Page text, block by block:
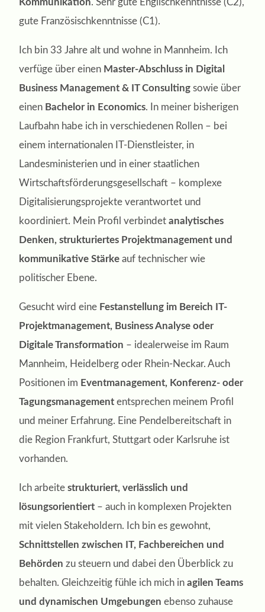
Kommunikation. Sehr gute Englischkenntnisse (C2),
gute Französischkenntnisse (C1).
Ich bin 33 Jahre alt und wohne in Mannheim. Ich
verfüge über einen Master-Abschluss in Digital
Business Management & IT Consulting sowie über
einen Bachelor in Economics. In meiner bisherigen
Laufbahn habe ich in verschiedenen Rollen – bei
einem internationalen IT-Dienstleister, in
Landesministerien und in einer staatlichen
Wirtschaftsförderungsgesellschaft – komplexe
Digitalisierungsprojekte verantwortet und
koordiniert. Mein Profil verbindet analytisches
Denken, strukturiertes Projektmanagement und
kommunikative Stärke auf technischer wie
politischer Ebene.
Gesucht wird eine Festanstellung im Bereich IT-
Projektmanagement, Business Analyse oder
Digitale Transformation – idealerweise im Raum
Mannheim, Heidelberg oder Rhein-Neckar. Auch
Positionen im Eventmanagement, Konferenz- oder
Tagungsmanagement entsprechen meinem Profil
und meiner Erfahrung. Eine Pendelbereitschaft in
die Region Frankfurt, Stuttgart oder Karlsruhe ist
vorhanden.
Ich arbeite strukturiert, verlässlich und
lösungsorientiert – auch in komplexen Projekten
mit vielen Stakeholdern. Ich bin es gewohnt,
Schnittstellen zwischen IT, Fachbereichen und
Behörden zu steuern und dabei den Überblick zu
behalten. Gleichzeitig fühle ich mich in agilen Teams
und dynamischen Umgebungen ebenso zuhause